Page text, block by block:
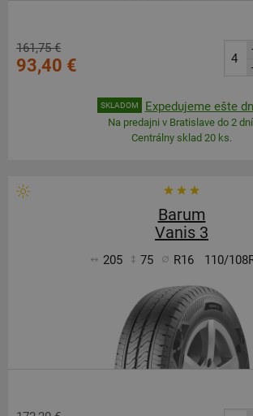
161,75 €
93,40 €
SKLADOM Expedujeme ešte
Na predajni v Bratislave do 2
Centrálny sklad 20 ks.
Barum
Vanis 3
205 75 R16 110/